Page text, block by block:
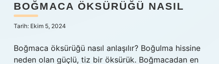
BOĞMACA ÖKSÜRÜĞÜ NASIL
Tarih: Ekim 5, 2024
Boğmaca öksürüğü nasıl anlaşılır? Boğulma hissine
neden olan güçlü, tiz bir öksürük. Boğmacadan en